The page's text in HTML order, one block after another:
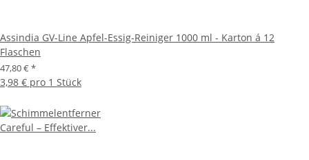
Assindia GV-Line Apfel-Essig-Reiniger 1000 ml - Karton á 12
Flaschen
47,80 € *
3,98 € pro 1 Stück